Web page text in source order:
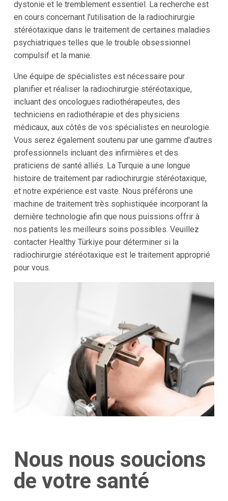
dystonie et le tremblement essentiel. La recherche est
en cours concernant l'utilisation de la radiochirurgie
stéréotaxique dans le traitement de certaines maladies
psychiatriques telles que le trouble obsessionnel
compulsif et la manie.
Une équipe de spécialistes est nécessaire pour
planifier et réaliser la radiochirurgie stéréotaxique,
incluant des oncologues radiothérapeutes, des
techniciens en radiothérapie et des physiciens
médicaux, aux côtés de vos spécialistes en neurologie.
Vous serez également soutenu par une gamme d'autres
professionnels incluant des infirmières et des
praticiens de santé alliés. La Turquie a une longue
histoire de traitement par radiochirurgie stéréotaxique,
et notre expérience est vaste. Nous préférons une
machine de traitement très sophistiquée incorporant la
dernière technologie afin que nous puissions offrir à
nos patients les meilleurs soins possibles. Veuillez
contacter Healthy Türkiye pour déterminer si la
radiochirurgie stéréotaxique est le traitement approprié
pour vous.
Nous nous soucions
de votre santé